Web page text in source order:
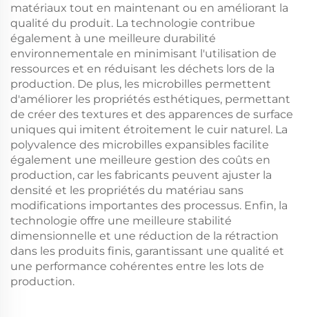
matériaux tout en maintenant ou en améliorant la
qualité du produit. La technologie contribue
également à une meilleure durabilité
environnementale en minimisant l'utilisation de
ressources et en réduisant les déchets lors de la
production. De plus, les microbilles permettent
d'améliorer les propriétés esthétiques, permettant
de créer des textures et des apparences de surface
uniques qui imitent étroitement le cuir naturel. La
polyvalence des microbilles expansibles facilite
également une meilleure gestion des coûts en
production, car les fabricants peuvent ajuster la
densité et les propriétés du matériau sans
modifications importantes des processus. Enfin, la
technologie offre une meilleure stabilité
dimensionnelle et une réduction de la rétraction
dans les produits finis, garantissant une qualité et
une performance cohérentes entre les lots de
production.